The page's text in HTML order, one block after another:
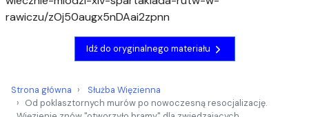
rawiczu/zOj50augx5nDAai2zpnn
Idź do oryginalnego materiału
Strona główna
Służba Więzienna
Od poklasztornych murów po nowoczesną resocjalizację.